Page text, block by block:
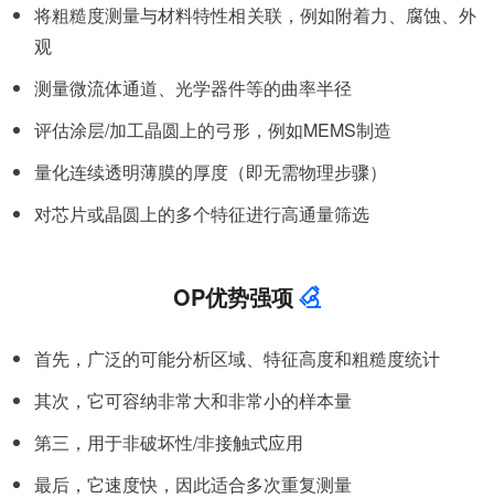
将粗糙度测量与材料特性相关联，例如附着力、腐蚀、外
观
测量微流体通道、光学器件等的曲率半径
评估涂层/加工晶圆上的弓形，例如MEMS制造
量化连续透明薄膜的厚度（即无需物理步骤）
对芯片或晶圆上的多个特征进行高通量筛选
OP优势强项
首先，广泛的可能分析区域、特征高度和粗糙度统计
其次，它可容纳非常大和非常小的样本量
第三，用于非破坏性/非接触式应用
最后，它速度快，因此适合多次重复测量